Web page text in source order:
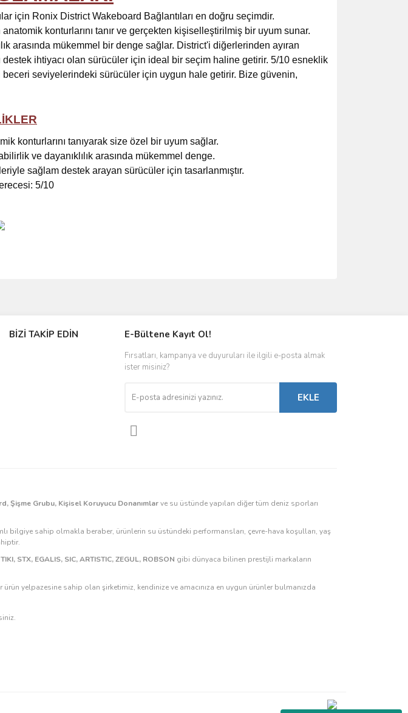
için Ronix District Wakeboard Bağlantıları en doğru seçimdir.
konturlarını tanır ve gerçekten kişiselleştirilmiş bir uyum sunar.
arasında mükemmel bir denge sağlar. District'i diğerlerinden ayıran
ihtiyacı olan sürücüler için ideal bir seçim haline getirir. 5/10 esneklik
seviyelerindeki sürücüler için uygun hale getirir. Bize güvenin,
konturlarını tanıyarak size özel bir uyum sağlar.
ve dayanıklılık arasında mükemmel denge.
sağlam destek arayan sürücüler için tasarlanmıştır.
5/10
BİZİ TAKİP EDİN E-Bültene Kayıt Ol!
Fırsatları, kampanya ve duyuruları ile ilgili e-posta almak
ister misiniz?
EKLE
Şişme Grubu, Kişisel Koruyucu Donanımlarve su üstünde yapılan diğer tüm deniz sporları
bilgiye sahip olmakla beraber, ürünlerin su üstündeki performansları, çevre-hava koşulları, yaş
STX, EGALIS, SIC, ARTISTIC, ZEGUL, ROBSON gibi dünyaca bilinen prestijli markaların
yelpazesine sahip olan şirketimiz, kendinize ve amacınıza en uygun ürünler bulmanızda